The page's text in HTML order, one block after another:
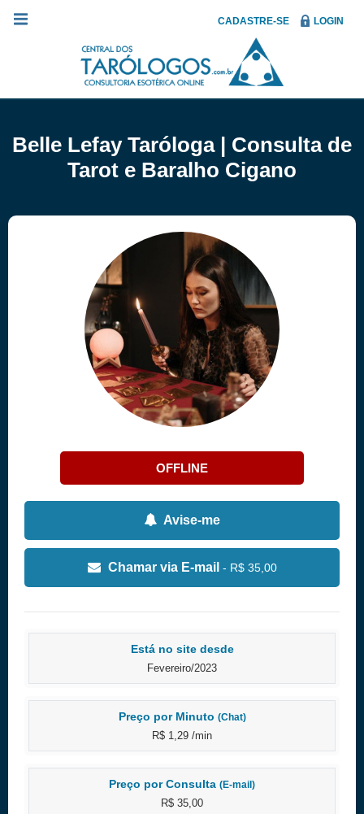
CADASTRE-SE LOGIN
Belle Lefay Taróloga | Consulta de
Tarot e Baralho Cigano
OFFLINE
Avise-me
Chamar via E-mail - R$ 35,00
Está no site desde
Fevereiro/2023
Preço por Minuto (Chat)
R$ 1,29 /min
Preço por Consulta (E-mail)
R$ 35,00